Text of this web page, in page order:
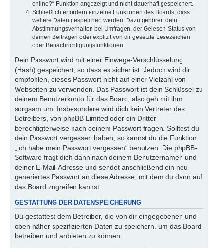
online?“-Funktion angezeigt und nicht dauerhaft gespeichert.
Schließlich erfordern einzelne Funktionen des Boards, dass
weitere Daten gespeichert werden. Dazu gehören dein
Abstimmungsverhalten bei Umfragen, der Gelesen-Status von
deinen Beiträgen oder explizit von dir gesetzte Lesezeichen
oder Benachrichtigungsfunktionen.
Dein Passwort wird mit einer Einwege-Verschlüsselung
(Hash) gespeichert, so dass es sicher ist. Jedoch wird dir
empfohlen, dieses Passwort nicht auf einer Vielzahl von
Webseiten zu verwenden. Das Passwort ist dein Schlüssel zu
deinem Benutzerkonto für das Board, also geh mit ihm
sorgsam um. Insbesondere wird dich kein Vertreter des
Betreibers, von phpBB Limited oder ein Dritter
berechtigterweise nach deinem Passwort fragen. Solltest du
dein Passwort vergessen haben, so kannst du die Funktion
„Ich habe mein Passwort vergessen“ benutzen. Die phpBB-
Software fragt dich dann nach deinem Benutzernamen und
deiner E-Mail-Adresse und sendet anschließend ein neu
generiertes Passwort an diese Adresse, mit dem du dann auf
das Board zugreifen kannst.
GESTATTUNG DER DATENSPEICHERUNG
Du gestattest dem Betreiber, die von dir eingegebenen und
oben näher spezifizierten Daten zu speichern, um das Board
betreiben und anbieten zu können.